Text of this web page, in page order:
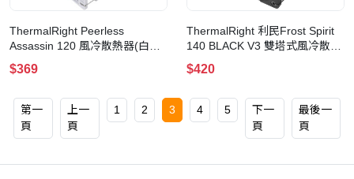
ThermalRight Peerless
Assassin 120 風冷散熱器(白
色-120-SE-ARGB)
$369
ThermalRight 利民Frost Spirit
140 BLACK V3 雙塔式風冷散熱
器
$420
第一
頁
上一
頁
1 2 3 4 5
下一
頁
最後一
頁